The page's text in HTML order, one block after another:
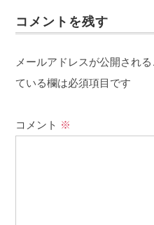
コメントを残す
メールアドレスが公開される
ている欄は必須項目です
コメント ※